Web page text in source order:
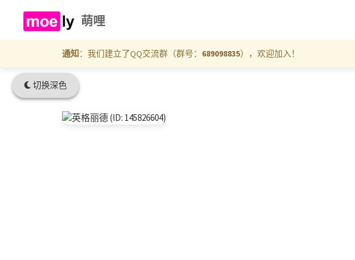
切换深色
萌哩
通知：我们建立了QQ交流群（群号： 689098835），欢迎加入！